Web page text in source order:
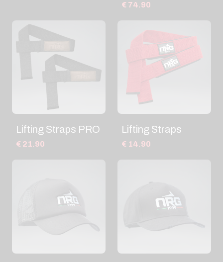
€ 74.90
Lifting Straps PRO
€ 21.90
Lifting Straps
€ 14.90